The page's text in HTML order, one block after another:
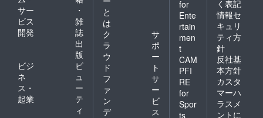
サー
ビス
開発
・
雑
誌
出
版
ビジ
ネ
ス・
起業
ビ
ュ
ー
テ
ィ
と
は
ク
ラ
ウ
ド
フ
ァ
ン
デ
サ
ポ
ー
ト
サ
ー
ビ
ス
for
Ente
rtain
men
t
CAM
PFI
RE
for
Spor
ts
く表記
情報セ
キュリ
ティ方
針
反社基
本方針
カスタ
マーハ
ラスメ
ントに